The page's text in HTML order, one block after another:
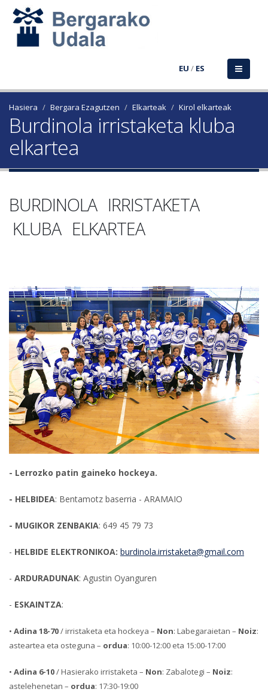
EU / ES
Hasiera Bergara Ezagutzen Elkarteak Kirol elkarteak
Burdinola irristaketa kluba
elkartea
BURDINOLA IRRISTAKETA
KLUBA ELKARTEA
- Lerrozko patin gaineko hockeya.
- HELBIDEA: Bentamotz baserria - ARAMAIO
- MUGIKOR ZENBAKIA: 649 45 79 73
- HELBIDE ELEKTRONIKOA: burdinola.irristaketa@gmail.com
- ARDURADUNAK: Agustin Oyanguren
- ESKAINTZA:
• Adina 18-70/ irristaketa eta hockeya – Non: Labegaraietan – Noiz:
asteartea eta osteguna – ordua: 10:00-12:00 eta 15:00-17:00
• Adina 6-10/ Hasierako irristaketa – Non: Zabalotegi – Noiz:
astelehenetan – ordua: 17:30-19:00